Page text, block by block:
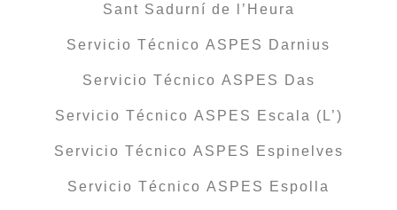
Sant Sadurní de l’Heura
Servicio Técnico ASPES Darnius
Servicio Técnico ASPES Das
Servicio Técnico ASPES Escala (L’)
Servicio Técnico ASPES Espinelves
Servicio Técnico ASPES Espolla